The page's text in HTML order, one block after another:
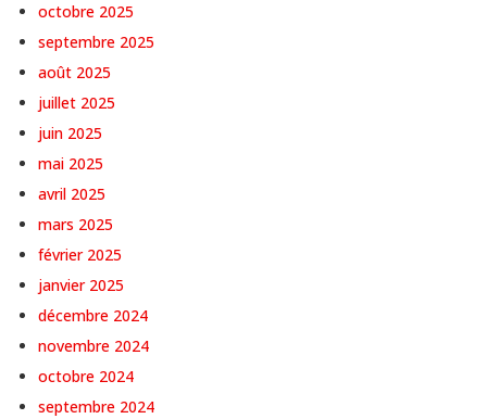
octobre 2025
septembre 2025
août 2025
juillet 2025
juin 2025
mai 2025
avril 2025
mars 2025
février 2025
janvier 2025
décembre 2024
novembre 2024
octobre 2024
septembre 2024